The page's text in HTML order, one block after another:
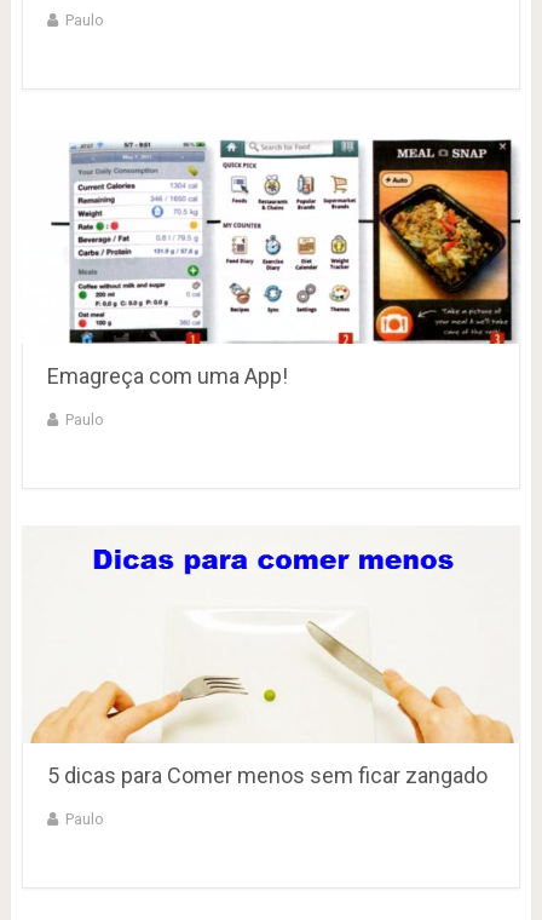
Paulo
Emagreça com uma App!
Paulo
5 dicas para Comer menos sem ficar zangado
Paulo